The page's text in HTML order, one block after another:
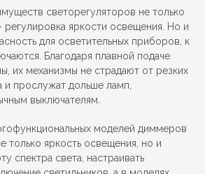
светорегуляторов не только
регулировка яркости освещения. Но и
для осветительных приборов, к
Благодаря плавной подаче
их механизмы не страдают от резких
и прослужат дольше ламп,
выключателям.
моделей диммеров
только яркость освещения, но и
спектра света, настраивать